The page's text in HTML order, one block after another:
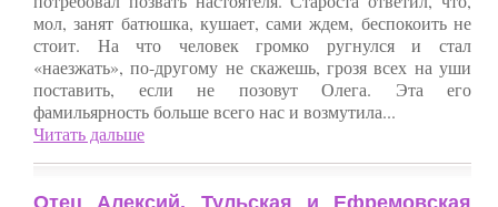
мол, занят батюшка, кушает, сами ждем, беспокоить не
стоит. На что человек громко ругнулся и стал
«наезжать», по-другому не скажешь, грозя всех на уши
поставить, если не позовут Олега. Эта его
фамильярность больше всего нас и возмутила...
Читать дальше
Отец Алексий, Тульская и Ефремовская